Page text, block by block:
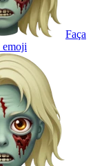
Faça
emoji